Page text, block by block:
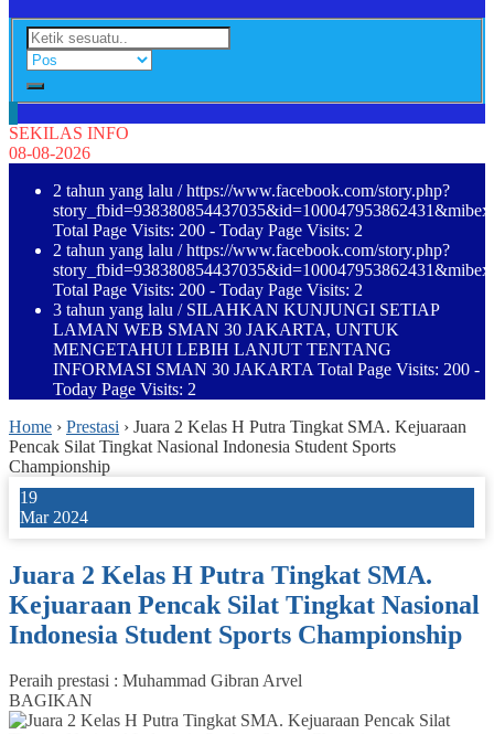
SEKILAS INFO
08-08-2026
2 tahun yang lalu / https://www.facebook.com/story.php?
Total Page Visits: 200 - Today Page Visits: 2
2 tahun yang lalu / https://www.facebook.com/story.php?
Total Page Visits: 200 - Today Page Visits: 2
3 tahun yang lalu / SILAHKAN KUNJUNGI SETIAP
LAMAN WEB SMAN 30 JAKARTA, UNTUK
MENGETAHUI LEBIH LANJUT TENTANG
INFORMASI SMAN 30 JAKARTA Total Page Visits: 200 -
Today Page Visits: 2
Home › Prestasi › Juara 2 Kelas H Putra Tingkat SMA. Kejuaraan
Pencak Silat Tingkat Nasional Indonesia Student Sports
Championship
19
Mar 2024
Juara 2 Kelas H Putra Tingkat SMA.
Kejuaraan Pencak Silat Tingkat Nasional
Indonesia Student Sports Championship
Peraih prestasi : Muhammad Gibran Arvel
BAGIKAN